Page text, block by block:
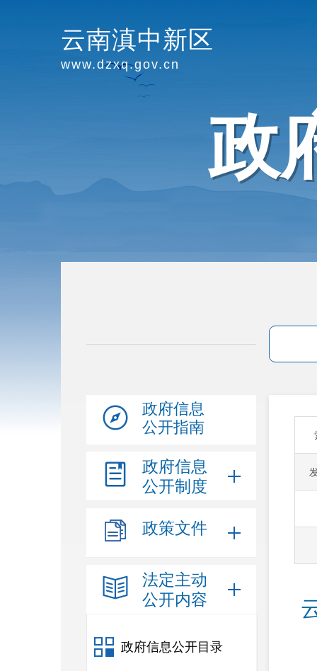
云南滇中新区
www.dzxq.gov.cn
政
政府信息
公开指南
政府信息
公开制度
政策文件
法定主动
公开内容
政府信息公开目录